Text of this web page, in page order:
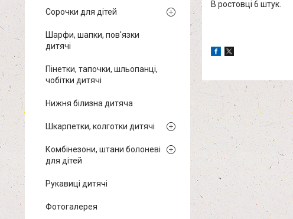
В ростовці 6 штук.
Сорочки для дітей
Шарфи, шапки, пов'язки
дитячі
Пінетки, тапочки, шльопанці,
чобітки дитячі
Нижня білизна дитяча
Шкарпетки, колготки дитячі
Комбінезони, штани болоневі
для дітей
Рукавиці дитячі
Фотогалерея